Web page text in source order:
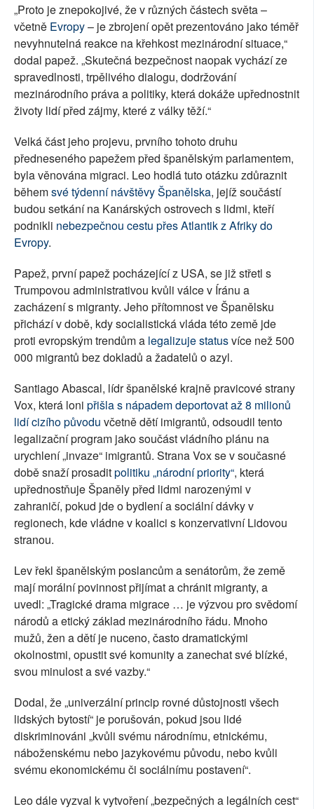
„Proto je znepokojivé, že v různých částech světa –
včetně Evropy– je zbrojení opět prezentováno jako téměř
nevyhnutelná reakce na křehkost mezinárodní situace,“
dodal papež. „Skutečná bezpečnost naopak vychází ze
spravedlnosti, trpělivého dialogu, dodržování
mezinárodního práva a politiky, která dokáže upřednostnit
životy lidí před zájmy, které z války těží.“
Velká část jeho projevu, prvního tohoto druhu
předneseného papežem před španělským parlamentem,
byla věnována migraci. Leo hodlá tuto otázku zdůraznit
běhemsvé týdenní návštěvy Španělska, jejíž součástí
budou setkání na Kanárských ostrovech s lidmi, kteří
podnikli nebezpečnou cestu přes Atlantik z Afriky do
Evropy.
Papež, první papež pocházející z USA, se již střetl s
Trumpovou administrativou kvůli válce v Íránu a
zacházení s migranty. Jeho přítomnost ve Španělsku
přichází v době, kdy socialistická vláda této země jde
proti evropským trendům a legalizuje statusvíce než 500
000 migrantů bez dokladů a žadatelů o azyl.
Santiago Abascal, lídr španělské krajně pravicové strany
Vox, která loni přišla s nápadem deportovat až 8 milionů
lidí cizího původu včetně dětí imigrantů, odsoudil tento
legalizační program jako součást vládního plánu na
urychlení „invaze“ imigrantů. Strana Vox se v současné
době snaží prosaditpolitiku „národní priority“, která
upřednostňuje Španěly před lidmi narozenými v
zahraničí, pokud jde o bydlení a sociální dávky v
regionech, kde vládne v koalici s konzervativní Lidovou
stranou.
Lev řekl španělským poslancům a senátorům, že země
mají morální povinnost přijímat a chránit migranty, a
uvedl: „Tragické drama migrace … je výzvou pro svědomí
národů a etický základ mezinárodního řádu. Mnoho
mužů, žen a dětí je nuceno, často dramatickými
okolnostmi, opustit své komunity a zanechat své blízké,
svou minulost a své vazby.“
Dodal, že „univerzální princip rovné důstojnosti všech
lidských bytostí“ je porušován, pokud jsou lidé
diskriminováni „kvůli svému národnímu, etnickému,
náboženskému nebo jazykovému původu, nebo kvůli
svému ekonomickému či sociálnímu postavení“.
Leo dále vyzval k vytvoření „bezpečných a legálních cest“